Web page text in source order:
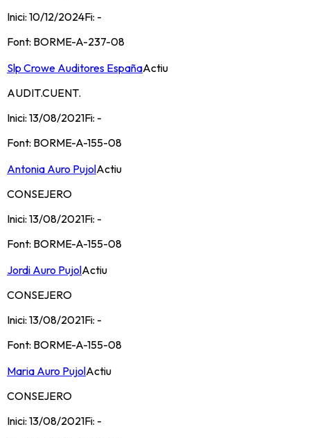
Inici: 10/12/2024Fi: -
Font: BORME-A-237-08
Slp Crowe Auditores EspañaActiu
AUDIT.CUENT.
Inici: 13/08/2021Fi: -
Font: BORME-A-155-08
Antonia Auro PujolActiu
CONSEJERO
Inici: 13/08/2021Fi: -
Font: BORME-A-155-08
Jordi Auro PujolActiu
CONSEJERO
Inici: 13/08/2021Fi: -
Font: BORME-A-155-08
Maria Auro PujolActiu
CONSEJERO
Inici: 13/08/2021Fi: -